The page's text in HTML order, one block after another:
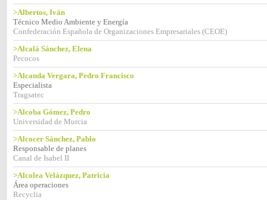
>Albertos, Iván
Técnico Medio Ambiente y Energía
Confederación Española de Organizaciones Empresariales (CEOE)
>Alcalá Sánchez, Elena
Pecocos
>Alcanda Vergara, Pedro Francisco
Especialista
Tragsatec
>Alcoba Gómez, Pedro
Universidad de Murcia
>Alcocer Sánchez, Pablo
Responsable de planes
Canal de Isabel II
>Alcolea Velázquez, Patricia
Área operaciones
Recyclia